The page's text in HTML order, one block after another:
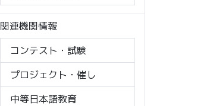
関連機関情報
コンテスト・試験
プロジェクト・催し
中等日本語教育